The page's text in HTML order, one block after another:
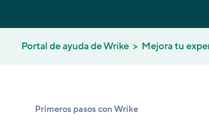
Portal de ayuda de Wrike Mejora tu
Primeros pasos con Wrike